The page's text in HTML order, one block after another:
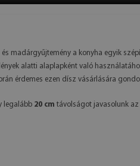
madárgyűjtemény a konyha egyik
alatti alaplapként való
érdemes ezen dísz vásárlására
legalább 20 cm távolságot javasolunk